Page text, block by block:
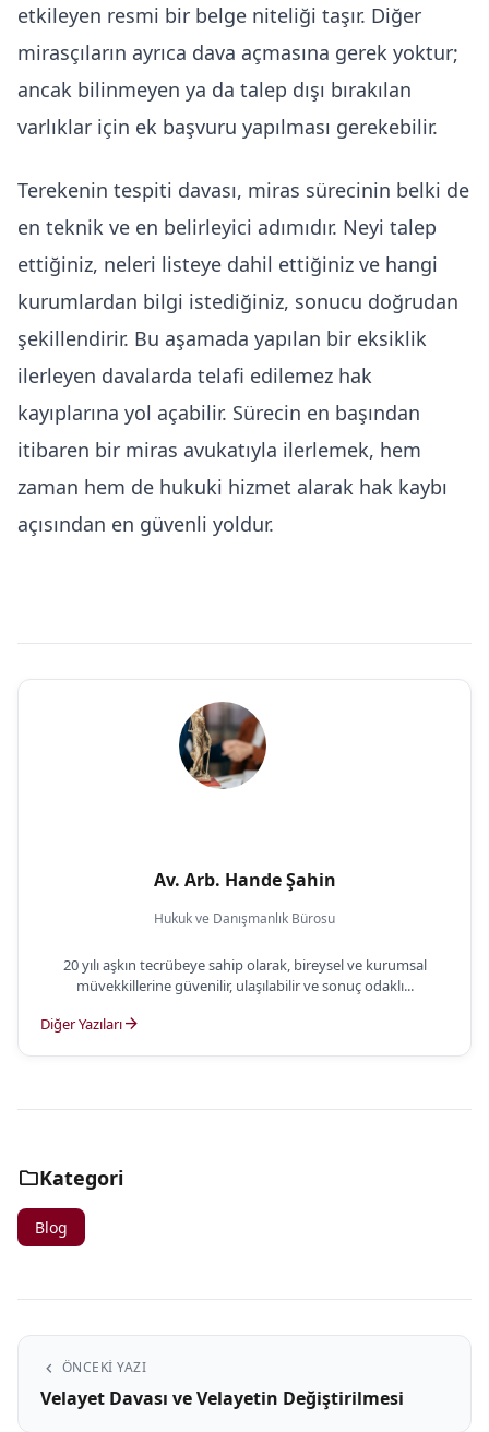
etkileyen resmi bir belge niteliği taşır. Diğer
mirasçıların ayrıca dava açmasına gerek yoktur;
ancak bilinmeyen ya da talep dışı bırakılan
varlıklar için ek başvuru yapılması gerekebilir.
Terekenin tespiti davası, miras sürecinin belki de
en teknik ve en belirleyici adımıdır. Neyi talep
ettiğiniz, neleri listeye dahil ettiğiniz ve hangi
kurumlardan bilgi istediğiniz, sonucu doğrudan
şekillendirir. Bu aşamada yapılan bir eksiklik
ilerleyen davalarda telafi edilemez hak
kayıplarına yol açabilir. Sürecin en başından
itibaren bir miras avukatıyla ilerlemek, hem
zaman hem de hukuki hizmet alarak hak kaybı
açısından en güvenli yoldur.
Av. Arb. Hande Şahin
Hukuk ve Danışmanlık Bürosu
20 yılı aşkın tecrübeye sahip olarak, bireysel ve kurumsal
müvekkillerine güvenilir, ulaşılabilir ve sonuç odaklı...
Diğer Yazılarıarrow_forward
folderKategori
Blog
chevron_left ÖNCEKI YAZI
Velayet Davası ve Velayetin Değiştirilmesi